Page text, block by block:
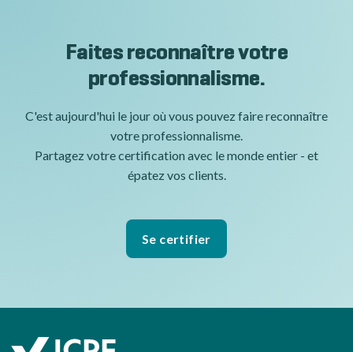
Faites reconnaître votre
professionnalisme.
C'est aujourd'hui le jour où vous pouvez faire reconnaître
votre professionnalisme.
Partagez votre certification avec le monde entier - et
épatez vos clients.
Se certifier